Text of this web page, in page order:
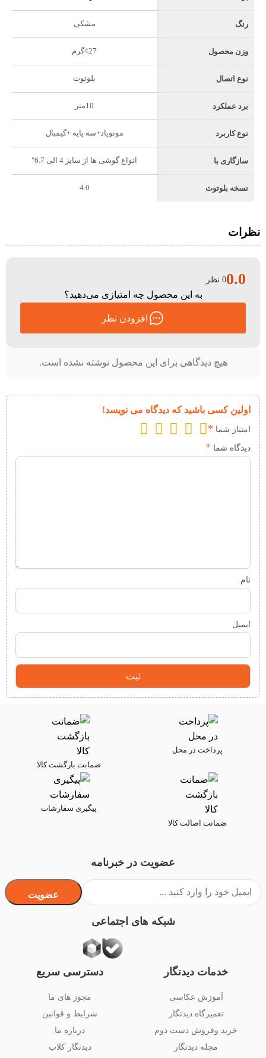
رنگ مشکی
وزن محصول 427گرم
نوع اتصال بلوتوث
برد عملکرد 10متر
نوع کاربرد مونوپاد+سه پایه +گیمبال
سازگاری با انواع گوشی ها از سایز 4 الی 6.7"
نسخه بلوتوث 4.0
نظرات
هیچ دیدگاهی برای این محصول نوشته نشده است.
اولین کسی باشید که دیدگاه می نویسد!
امتیاز شما *
دیدگاه شما *
نام
ایمیل
0.00 نظر
به این محصول چه امتیازی می‌دهید؟
افزودن نظر
پرداخت در محل
ضمانت بازگشت کالا
ضمانت اصالت کالا
پیگیری سفارشات
خدمات دیدنگار
آموزش عکاسی
تعمیرگاه دیدنگار
خرید وفروش دست دوم
مجله دیدنگار
دسترسی سریع
مجوز های ما
شرایط و قوانین
درباره ما
دیدنگار کلاب
عضویت در خبرنامه
عضویت
شبکه های اجتماعی